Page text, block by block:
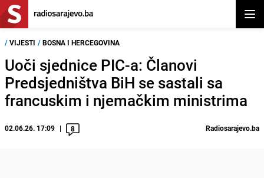
/ VIJESTI / BOSNA I HERCEGOVINA
Uoči sjednice PIC-a: Članovi
Predsjedništva BiH se sastali sa
francuskim i njemačkim ministrima
02.06.26. 17:09 8 Radiosarajevo.ba